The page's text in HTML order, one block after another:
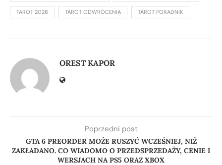
TAROT 2026 TAROT ODWRÓCENIA TAROT PORADNIK
OREST KAPOR
Poprzedni post
GTA 6 PREORDER MOŻE RUSZYĆ WCZEŚNIEJ, NIŻ
ZAKŁADANO. CO WIADOMO O PRZEDSPRZEDAŻY, CENIE I
WERSJACH NA PS5 ORAZ XBOX